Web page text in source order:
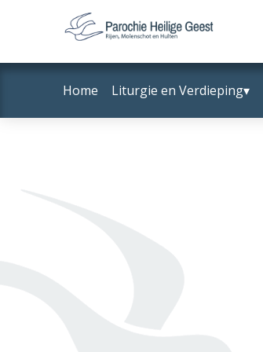
hoofd
voettekst Heilige
Geest
Molenschot
en
Home Liturgie en Verdieping